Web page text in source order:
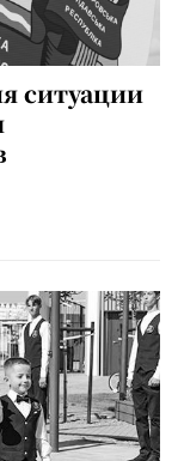
ситуации